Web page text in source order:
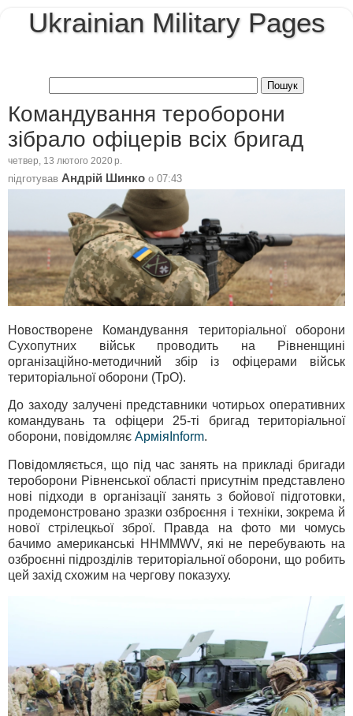
Ukrainian Military Pages
Командування тероборони
зібрало офіцерів всіх бригад
четвер, 13 лютого 2020 р.
підготував Андрій Шинко о 07:43
Новостворене Командування територіальної оборони
Сухопутних військ проводить на Рівненщині
організаційно-методичний збір із офіцерами військ
територіальної оборони (ТрО).
До заходу залучені представники чотирьох оперативних
командувань та офіцери 25-ті бригад територіальної
оборони, повідомляє АрміяInform.
Повідомляється, що під час занять на прикладі бригади
тероборони Рівненської області присутнім представлено
нові підходи в організації занять з бойової підготовки,
продемонстровано зразки озброєння і техніки, зокрема й
нової стрілецкьої зброї. Правда на фото ми чомусь
бачимо американські HHMMWV, які не перебувають на
озброєнні підрозділів територіальної оборони, що робить
цей захід схожим на чергову показуху.